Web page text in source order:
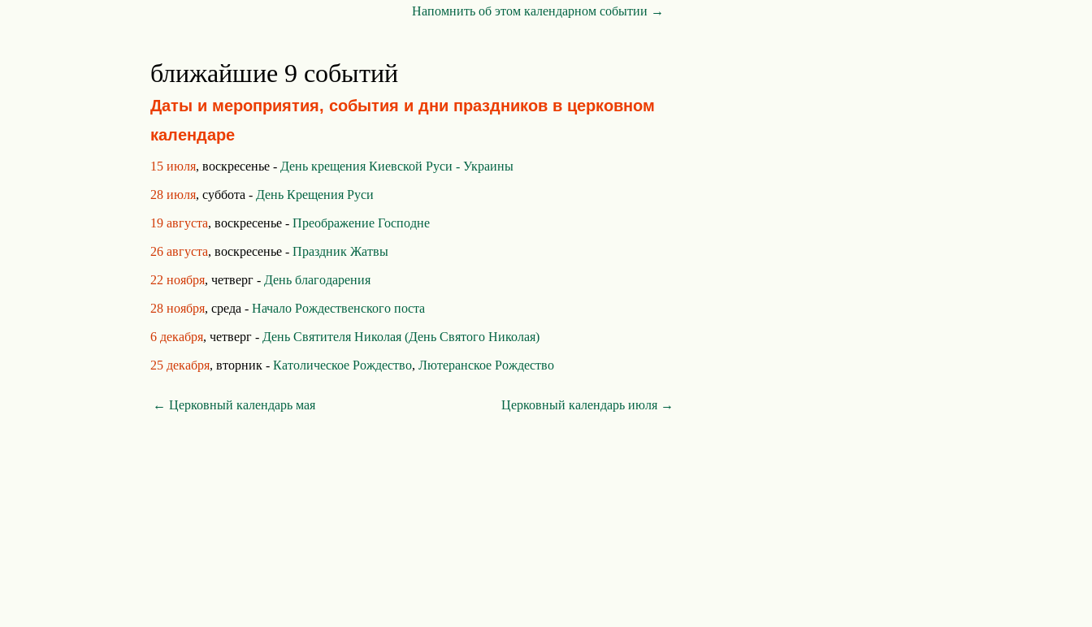
Напомнить об этом календарном событии →
ближайшие 9 событий
Даты и мероприятия, события и дни праздников в церковном
календаре
15 июля, воскресенье - День крещения Киевской Руси - Украины
28 июля, суббота - День Крещения Руси
19 августа, воскресенье - Преображение Господне
26 августа, воскресенье - Праздник Жатвы
22 ноября, четверг - День благодарения
28 ноября, среда - Начало Рождественского поста
6 декабря, четверг - День Святителя Николая (День Святого Николая)
25 декабря, вторник - Католическое Рождество, Лютеранское Рождество
← Церковный календарь мая Церковный календарь июля →